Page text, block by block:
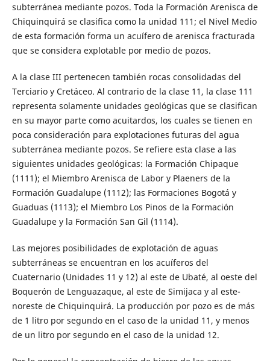
subterránea mediante pozos. Toda la Formación Arenisca de
Chiquinquirá se clasifica como la unidad 111; el Nivel Medio
de esta formación forma un acuífero de arenisca fracturada
que se considera explotable por medio de pozos.
A la clase III pertenecen también rocas consolidadas del
Terciario y Cretáceo. Al contrario de la clase 11, la clase 111
representa solamente unidades geológicas que se clasifican
en su mayor parte como acuitardos, los cuales se tienen en
poca consideración para explotaciones futuras del agua
subterránea mediante pozos. Se refiere esta clase a las
siguientes unidades geológicas: la Formación Chipaque
(1111); el Miembro Arenisca de Labor y Plaeners de la
Formación Guadalupe (1112); las Formaciones Bogotá y
Guaduas (1113); el Miembro Los Pinos de la Formación
Guadalupe y la Formación San Gil (1114).
Las mejores posibilidades de explotación de aguas
subterráneas se encuentran en los acuíferos del
Cuaternario (Unidades 11 y 12) al este de Ubaté, al oeste del
Boquerón de Lenguazaque, al este de Simijaca y al este-
noreste de Chiquinquirá. La producción por pozo es de más
de 1 litro por segundo en el caso de la unidad 11, y menos
de un litro por segundo en el caso de la unidad 12.